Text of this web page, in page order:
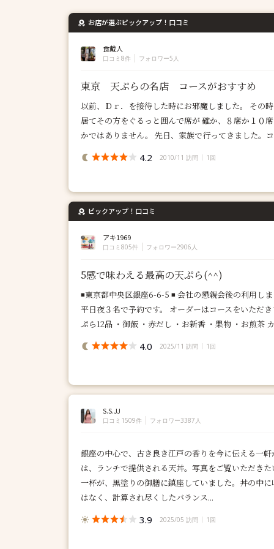
お店が選ぶピックアップ！口コミ
食戴人
口コミ8件 フォロワー5人
東京 天ぷらの名店 コースがおすすめ
以前、Ｄｒ．を接待した時にお邪魔しました。 その
居てその方をぐるっと囲んで席が 確か、８席か１０
かではありません。 先日、家族で行ってきました。
4.2 2010/11 訪問 1回
ピックアップ！口コミ
アキ1969
口コミ805件 フォロワー2906人
5感で味わえる最高の天ぷら(^^)
◾️東京都中央区銀座6-6-5 ◾️ 会社の懇親会後の利用
平日夜３名で予約です。 オーダーはコースをいただ
ぷら12品 ・御飯 ・赤だし ・お新香 ・果物 ・お煎茶
4.0 2025/11 訪問 1回
S.S.JJ
口コミ1509件 フォロワー3387人
銀座の中心で、古き良き江戸の香りを今に伝える一軒
は、ランチで提供される天丼。写真をご覧いただき
一杯が、黒塗りの御膳に鎮座していました。丼の中
はなく、計算され尽くしたバランス...
3.9 2025/05 訪問 1回